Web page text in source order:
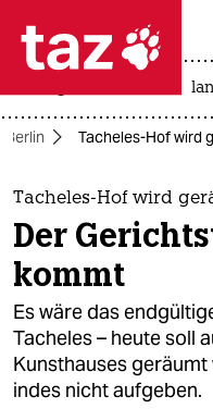
 taz
themen
politik
öko
gesellschaft
kultur
Berlin Tacheles-Hof wird
Tacheles-Hof wird
Der
kommt
Es wäre das
Tacheles – heute soll
Kunsthauses
indes nicht aufgeben.